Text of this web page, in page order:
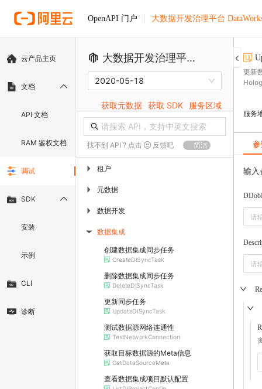
OpenAPI 门户 大数据开发治理平台
云产品主页
文档
API 文档
RAM 鉴权文档
调试
SDK
安装
示例
CLI
诊断
大数据开发治理平台 DataWorks
2020-05-18
获取元数据 获取 SDK 服务区域
找不到 API ? 点击 反馈吧 简洁
▶ 租户
▶ 元数据
▶ 数据开发
▶ 数据集成
创建数据集成同步任务
CreateDISyncTask
删除数据集成同步任务
DeleteDISyncTask
更新同步任务
UpdateDISyncTask
测试数据源网络连通性
TestNetworkConnection
获取目标数据源的Meta信息
GetDataSourceMeta
查看数据集成项目默认配置
更新
服务
输入